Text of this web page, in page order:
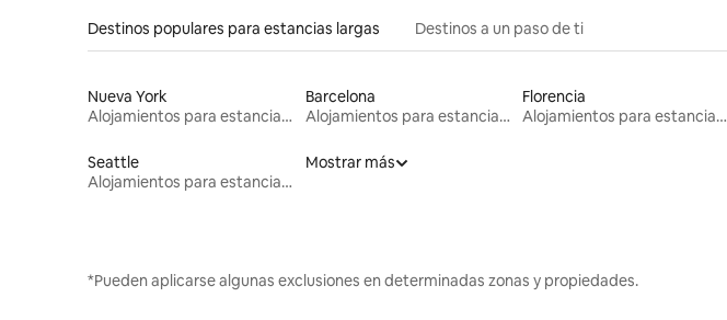
Destinos populares para estancias largas Destinos a un paso de ti
Nueva York
Alojamientos para estancias largas
Barcelona
Alojamientos para estancias largas
Florencia
Alojamientos para estancias largas
Seattle
Alojamientos para estancias largas
Mostrar más
*Pueden aplicarse algunas exclusiones en determinadas zonas y propiedades.